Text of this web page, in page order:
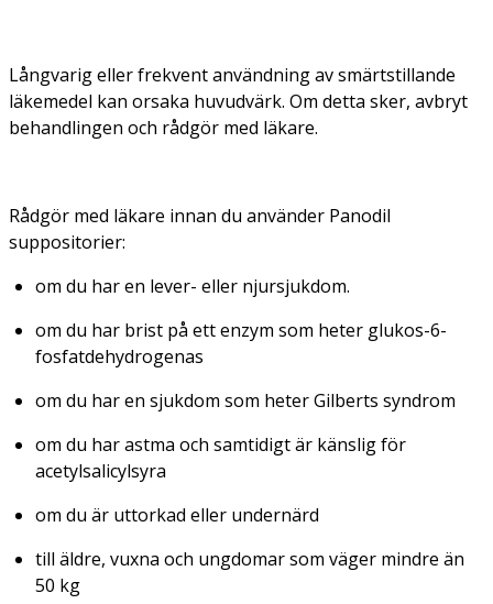
Långvarig eller frekvent användning av smärtstillande
läkemedel kan orsaka huvudvärk. Om detta sker, avbryt
behandlingen och rådgör med läkare.
Rådgör med läkare innan du använder Panodil
suppositorier:
om du har en lever- eller njursjukdom.
om du har brist på ett enzym som heter glukos-6-
fosfatdehydrogenas
om du har en sjukdom som heter Gilberts syndrom
om du har astma och samtidigt är känslig för
acetylsalicylsyra
om du är uttorkad eller undernärd
till äldre, vuxna och ungdomar som väger mindre än
50 kg